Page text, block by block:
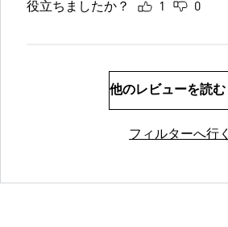
役立ちましたか？ 1 0
他のレビューを読む
フィルターへ行く